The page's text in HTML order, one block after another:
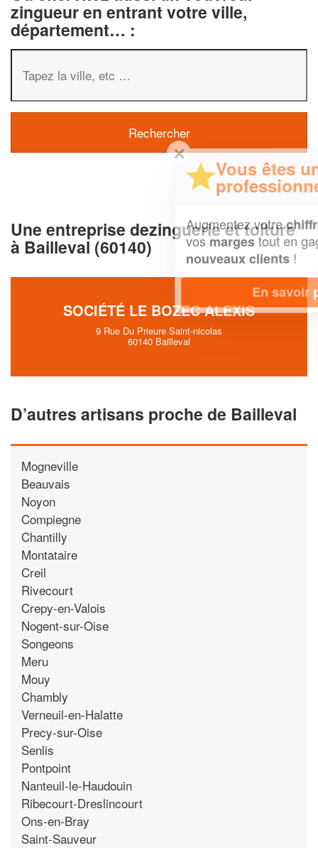
zingueur en entrant votre ville,
département… :
Une entreprise dezinguerie et toiture
à Bailleval (60140)
SOCIÉTÉ LE BOZEC ALEXIS
9 Rue Du Prieure Saint-nicolas
60140 Bailleval
D’autres artisans proche de Bailleval
Mogneville
Beauvais
Noyon
Compiegne
Chantilly
Montataire
Creil
Rivecourt
Crepy-en-Valois
Nogent-sur-Oise
Songeons
Meru
Mouy
Chambly
Verneuil-en-Halatte
Precy-sur-Oise
Senlis
Pontpoint
Nanteuil-le-Haudouin
Ribecourt-Dreslincourt
Ons-en-Bray
Saint-Sauveur
✕
Vous êtes un
professionnel ?
Augmentez votrechiffre d'affaireset
vosmargestout en gagnant de
nouveaux clients!